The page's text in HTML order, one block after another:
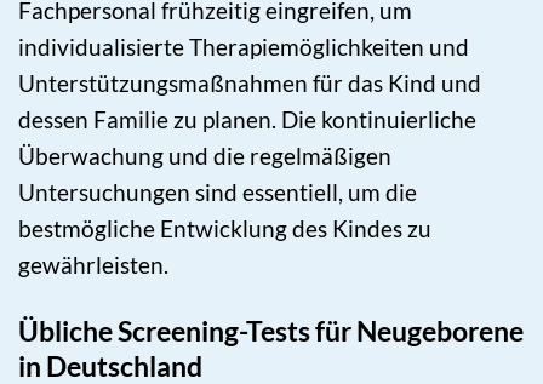
Fachpersonal frühzeitig eingreifen, um
individualisierte Therapiemöglichkeiten und
Unterstützungsmaßnahmen für das Kind und
dessen Familie zu planen. Die kontinuierliche
Überwachung und die regelmäßigen
Untersuchungen sind essentiell, um die
bestmögliche Entwicklung des Kindes zu
gewährleisten.
Übliche Screening-Tests für Neugeborene
in Deutschland